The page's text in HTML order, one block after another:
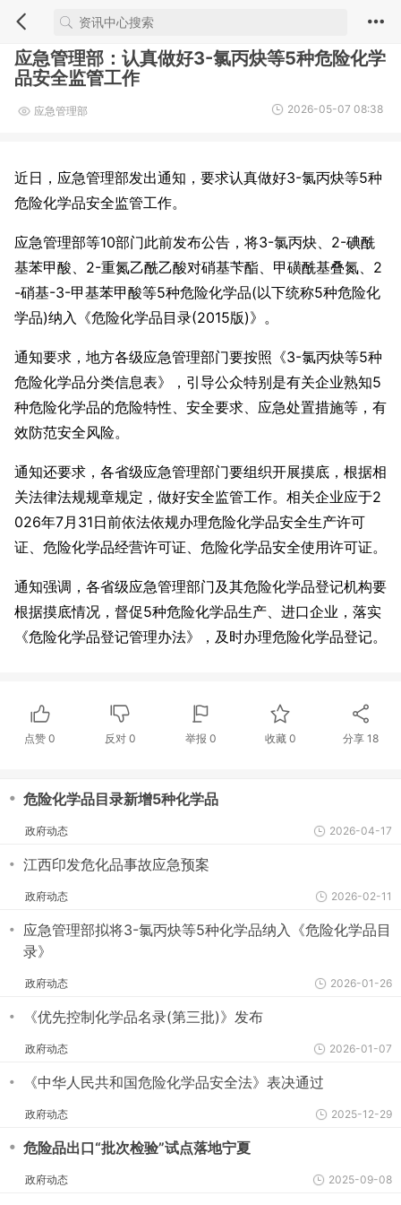
应急管理部：认真做好3-氯丙炔等5种危险化学
品安全监管工作
应急管理部 2026-05-07 08:38
近日，应急管理部发出通知，要求认真做好3-氯丙炔等5种
危险化学品安全监管工作。
应急管理部等10部门此前发布公告，将3-氯丙炔、2-碘酰
基苯甲酸、2-重氮乙酰乙酸对硝基苄酯、甲磺酰基叠氮、2
-硝基-3-甲基苯甲酸等5种危险化学品(以下统称5种危险化
学品)纳入《危险化学品目录(2015版)》。
通知要求，地方各级应急管理部门要按照《3-氯丙炔等5种
危险化学品分类信息表》，引导公众特别是有关企业熟知5
种危险化学品的危险特性、安全要求、应急处置措施等，有
效防范安全风险。
通知还要求，各省级应急管理部门要组织开展摸底，根据相
关法律法规规章规定，做好安全监管工作。相关企业应于2
026年7月31日前依法依规办理危险化学品安全生产许可
证、危险化学品经营许可证、危险化学品安全使用许可证。
通知强调，各省级应急管理部门及其危险化学品登记机构要
根据摸底情况，督促5种危险化学品生产、进口企业，落实
《危险化学品登记管理办法》，及时办理危险化学品登记。
点赞0 反对 0 举报 0 收藏 0 分享18
・ 危险化学品目录新增5种化学品
政府动态 2026-04-17
・ 江西印发危化品事故应急预案
政府动态 2026-02-11
・ 应急管理部拟将3-氯丙炔等5种化学品纳入《危险化学品目
录》
政府动态 2026-01-26
・ 《优先控制化学品名录(第三批)》发布
政府动态 2026-01-07
・ 《中华人民共和国危险化学品安全法》表决通过
政府动态 2025-12-29
・ 危险品出口“批次检验”试点落地宁夏
政府动态 2025-09-08